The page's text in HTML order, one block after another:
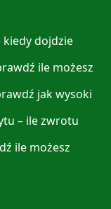
dojdzie
ile możesz
jak wysoki
– ile zwrotu
ile możesz